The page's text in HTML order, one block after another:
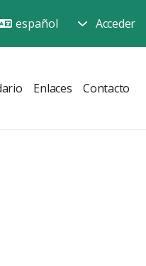
Acceder
Enlaces Contacto